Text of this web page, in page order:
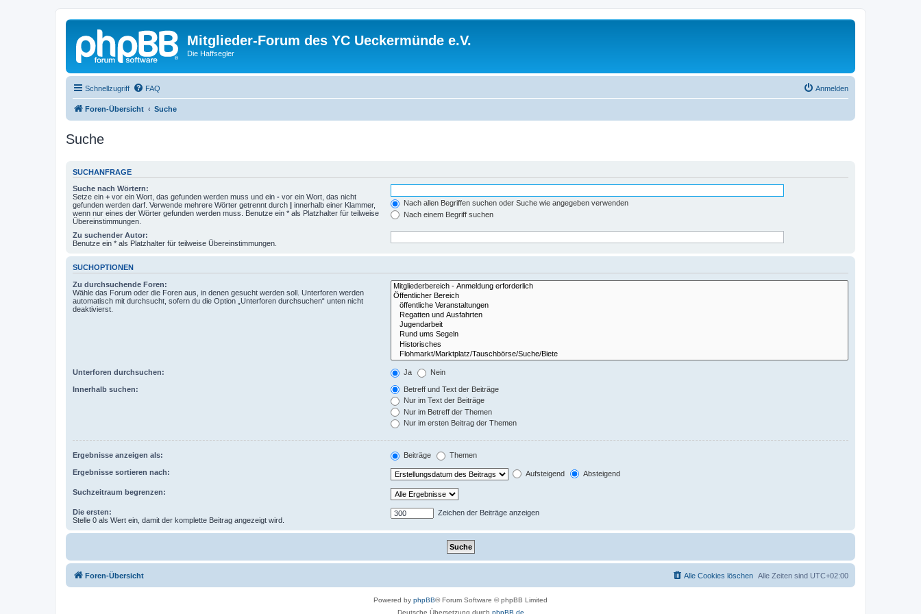
Mitglieder-Forum des YC Ueckermünde e.V.
Die Haffsegler
Schnellzugriff FAQ Anmelden
Foren-Übersicht Suche
Suche
SUCHANFRAGE
Suche nach Wörtern:
Setze ein + vor ein Wort, das gefunden werden muss und ein - vor ein Wort, das nicht
gefunden werden darf. Verwende mehrere Wörter getrennt durch | innerhalb einer Klammer,
wenn nur eines der Wörter gefunden werden muss. Benutze ein * als Platzhalter für teilweise
Übereinstimmungen.
Nach allen Begriffen suchen oder Suche wie angegeben verwenden
Nach einem Begriff suchen
Zu suchender Autor:
Benutze ein * als Platzhalter für teilweise Übereinstimmungen.
SUCHOPTIONEN
Zu durchsuchende Foren:
Wähle das Forum oder die Foren aus, in denen gesucht werden soll. Unterforen werden
automatisch mit durchsucht, sofern du die Option „Unterforen durchsuchen“ unten nicht
deaktivierst.
Unterforen durchsuchen: Ja Nein
Innerhalb suchen:
Betreff und Text der Beiträge
Nur im Text der Beiträge
Nur im Betreff der Themen
Nur im ersten Beitrag der Themen
Ergebnisse anzeigen als: Beiträge Themen
Ergebnisse sortieren nach: Aufsteigend Absteigend
Suchzeitraum begrenzen:
Die ersten:
Stelle 0 als Wert ein, damit der komplette Beitrag angezeigt wird.
Zeichen der Beiträge anzeigen
Foren-Übersicht Alle Zeiten sind UTC+02:00
Alle Cookies löschen
Powered by phpBB® Forum Software © phpBB Limited
Deutsche Übersetzung durch phpBB.de